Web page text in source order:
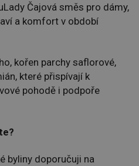
Čajová směs pro dámy,
a komfort v období
kořen parchy saflorové,
které přispívají k
pohodě i podpoře
byliny doporučuji na